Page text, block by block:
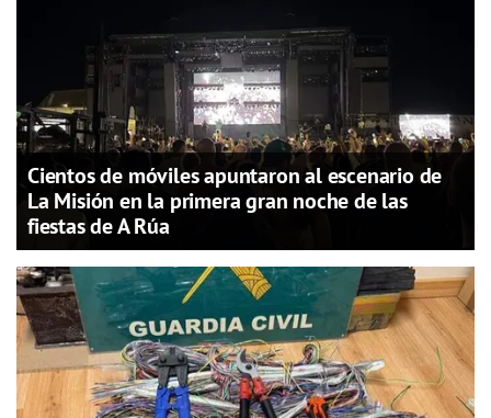
Cientos de móviles apuntaron al escenario de
La Misión en la primera gran noche de las
fiestas de A Rúa